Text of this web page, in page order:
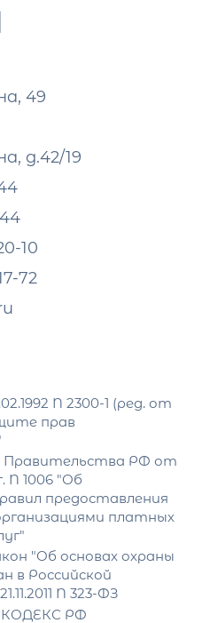
49
д.42/19
10
72
N 2300-1 (ред. от
прав
Правительства РФ от
N 1006 "Об
предоставления
платных
"Об основах охраны
в Российской
N 323-ФЗ
РФ